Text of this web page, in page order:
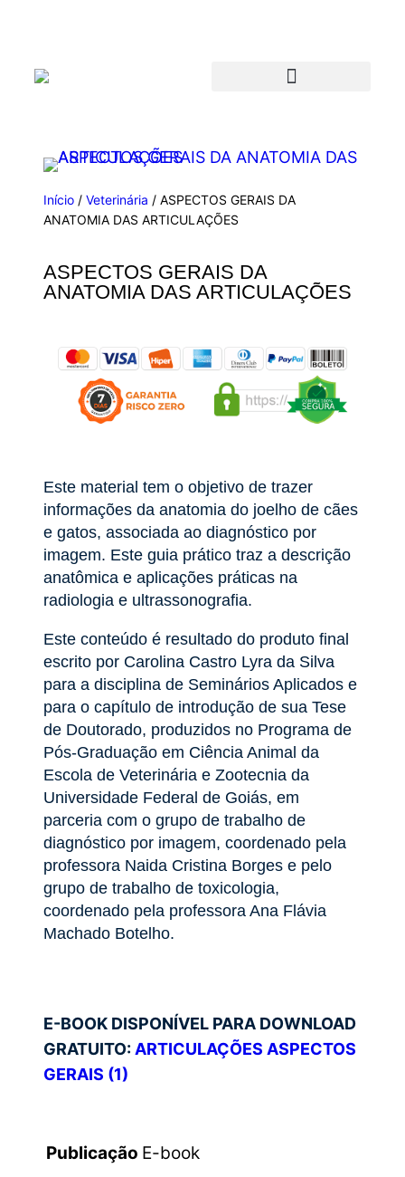
Início /Veterinária / ASPECTOS GERAIS DA
ANATOMIA DAS ARTICULAÇÕES
ASPECTOS GERAIS DA
ANATOMIA DAS ARTICULAÇÕES
Este material tem o objetivo de trazer
informações da anatomia do joelho de cães
e gatos, associada ao diagnóstico por
imagem. Este guia prático traz a descrição
anatômica e aplicações práticas na
radiologia e ultrassonografia.
Este conteúdo é resultado do produto final
escrito por Carolina Castro Lyra da Silva
para a disciplina de Seminários Aplicados e
para o capítulo de introdução de sua Tese
de Doutorado, produzidos no Programa de
Pós-Graduação em Ciência Animal da
Escola de Veterinária e Zootecnia da
Universidade Federal de Goiás, em
parceria com o grupo de trabalho de
diagnóstico por imagem, coordenado pela
professora Naida Cristina Borges e pelo
grupo de trabalho de toxicologia,
coordenado pela professora Ana Flávia
Machado Botelho.
E-BOOK DISPONÍVEL PARA DOWNLOAD
GRATUITO: ARTICULAÇÕES ASPECTOS
GERAIS (1)
Publicação E-book